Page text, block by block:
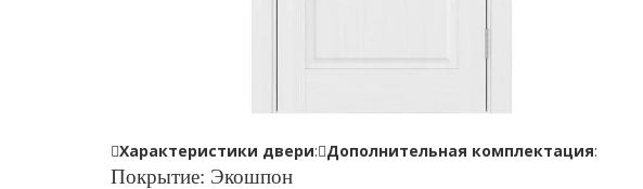
Характеристики двери: Дополнительная комплектация:
Покрытие: Экошпон